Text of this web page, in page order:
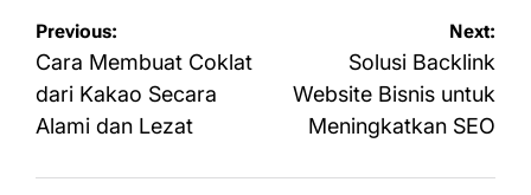
Navigasi
pos
Previous:
Cara Membuat Coklat
dari Kakao Secara
Alami dan Lezat
Next:
Solusi Backlink
Website Bisnis untuk
Meningkatkan SEO